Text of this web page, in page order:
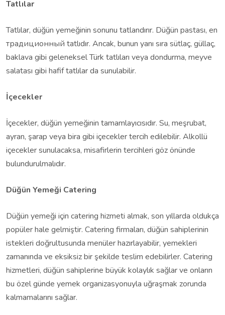
Tatlılar
Tatlılar, düğün yemeğinin sonunu tatlandırır. Düğün pastası, en
традиционный tatlıdır. Ancak, bunun yanı sıra sütlaç, güllaç,
baklava gibi geleneksel Türk tatlıları veya dondurma, meyve
salatası gibi hafif tatlılar da sunulabilir.
İçecekler
İçecekler, düğün yemeğinin tamamlayıcısıdır. Su, meşrubat,
ayran, şarap veya bira gibi içecekler tercih edilebilir. Alkollü
içecekler sunulacaksa, misafirlerin tercihleri göz önünde
bulundurulmalıdır.
Düğün Yemeği Catering
Düğün yemeği için catering hizmeti almak, son yıllarda oldukça
popüler hale gelmiştir. Catering firmaları, düğün sahiplerinin
istekleri doğrultusunda menüler hazırlayabilir, yemekleri
zamanında ve eksiksiz bir şekilde teslim edebilirler. Catering
hizmetleri, düğün sahiplerine büyük kolaylık sağlar ve onların
bu özel günde yemek organizasyonuyla uğraşmak zorunda
kalmamalarını sağlar.